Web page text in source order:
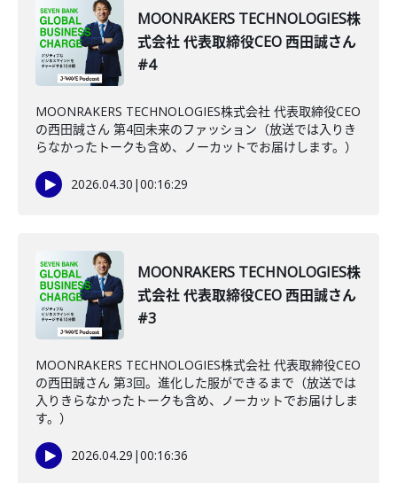
MOONRAKERS TECHNOLOGIES株
式会社 代表取締役CEO 西田誠さん
#4
MOONRAKERS TECHNOLOGIES株式会社 代表取締役CEO
の西田誠さん 第4回未来のファッション（放送では入りき
らなかったトークも含め、ノーカットでお届けします。）
2026.04.30 |00:16:29
MOONRAKERS TECHNOLOGIES株
式会社 代表取締役CEO 西田誠さん
#3
MOONRAKERS TECHNOLOGIES株式会社 代表取締役CEO
の西田誠さん 第3回。進化した服ができるまで（放送では
入りきらなかったトークも含め、ノーカットでお届けしま
す。）
2026.04.29 |00:16:36